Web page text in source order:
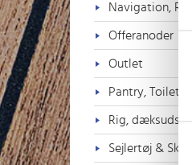
Navigation,
Offeranoder
Outlet
Pantry, Toilet &
Rig,
Sejlertøj & Sko